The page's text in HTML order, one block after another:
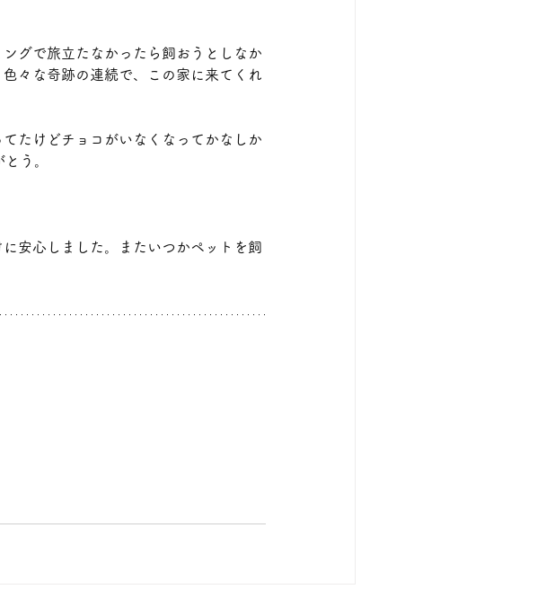
グで旅立たなかったら飼おうとしなか
々な奇跡の連続で、この家に来てくれ
たけどチョコがいなくなってかなしか
う。
安心しました。またいつかペットを飼